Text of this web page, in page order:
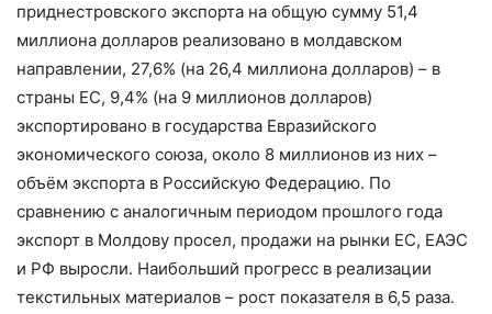
приднестровского экспорта на общую сумму 51,4
миллиона долларов реализовано в молдавском
направлении, 27,6% (на 26,4 миллиона долларов) – в
страны ЕС, 9,4% (на 9 миллионов долларов)
экспортировано в государства Евразийского
экономического союза, около 8 миллионов из них –
объём экспорта в Российскую Федерацию. По
сравнению с аналогичным периодом прошлого года
экспорт в Молдову просел, продажи на рынки ЕС, ЕАЭС
и РФ выросли. Наибольший прогресс в реализации
текстильных материалов – рост показателя в 6,5 раза.